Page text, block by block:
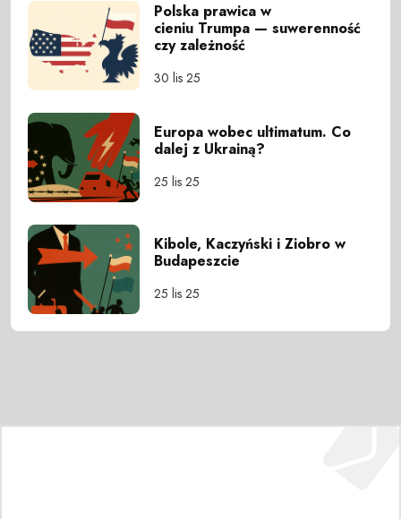
Polska prawica w
cieniu Trumpa — suwerenność
czy zależność
30 lis 25
Europa wobec ultimatum. Co
dalej z Ukrainą?
25 lis 25
Kibole, Kaczyński i Ziobro w
Budapeszcie
25 lis 25